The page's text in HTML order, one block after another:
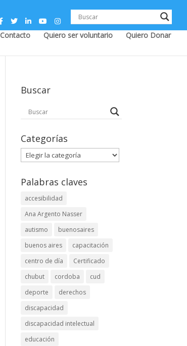
Contacto Quiero ser voluntario Quiero Donar
Buscar
Categorías
Categorías
Palabras claves
accesibilidad
Ana Argento Nasser
autismo
buenosaires
buenos aires
capacitación
centro de día
Certificado
chubut
cordoba
cud
deporte
derechos
discapacidad
discapacidad intelectual
educación